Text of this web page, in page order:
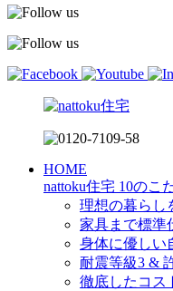
HOME
nattoku住宅 10のこ
理想の暮らし
家具まで標準
身体に優しい
耐震等級3 &
徹底したコス